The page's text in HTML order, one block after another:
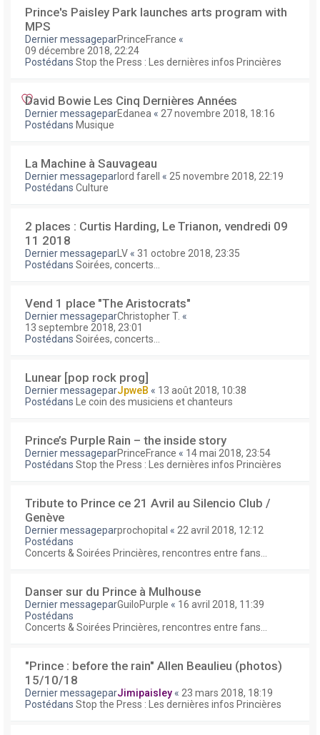
Prince's Paisley Park launches arts program with
MPS
Dernier messageparPrinceFrance «
09 décembre 2018, 22:24
Postédans Stop the Press : Les dernières infos Princières
David Bowie Les Cinq Dernières Années
Dernier messageparEdanea « 27 novembre 2018, 18:16
Postédans Musique
La Machine à Sauvageau
Dernier messageparlord farell « 25 novembre 2018, 22:19
Postédans Culture
2 places : Curtis Harding, Le Trianon, vendredi 09
11 2018
Dernier messagepar LV « 31 octobre 2018, 23:35
Postédans Soirées, concerts...
Vend 1 place "The Aristocrats"
Dernier messageparChristopher T. «
13 septembre 2018, 23:01
Postédans Soirées, concerts...
Lunear [pop rock prog]
Dernier messageparJpweB « 13 août 2018, 10:38
Postédans
Le coin des musiciens et chanteurs
Prince’s Purple Rain – the inside story
Dernier messageparPrinceFrance « 14 mai 2018, 23:54
Postédans Stop the Press : Les dernières infos Princières
Tribute to Prince ce 21 Avril au Silencio Club /
Genève
Dernier messageparprochopital « 22 avril 2018, 12:12
Postédans
Concerts & Soirées Princières, rencontres entre fans...
Danser sur du Prince à Mulhouse
Dernier messageparGuiloPurple « 16 avril 2018, 11:39
Postédans
Concerts & Soirées Princières, rencontres entre fans...
"Prince : before the rain" Allen Beaulieu (photos)
15/10/18
Dernier messageparJimipaisley « 23 mars 2018, 18:19
Postédans Stop the Press : Les dernières infos Princières